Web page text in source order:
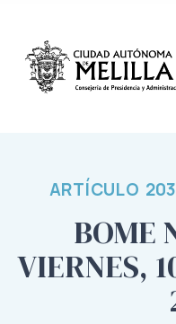
ARTÍCULO
BOME
VIERNES,